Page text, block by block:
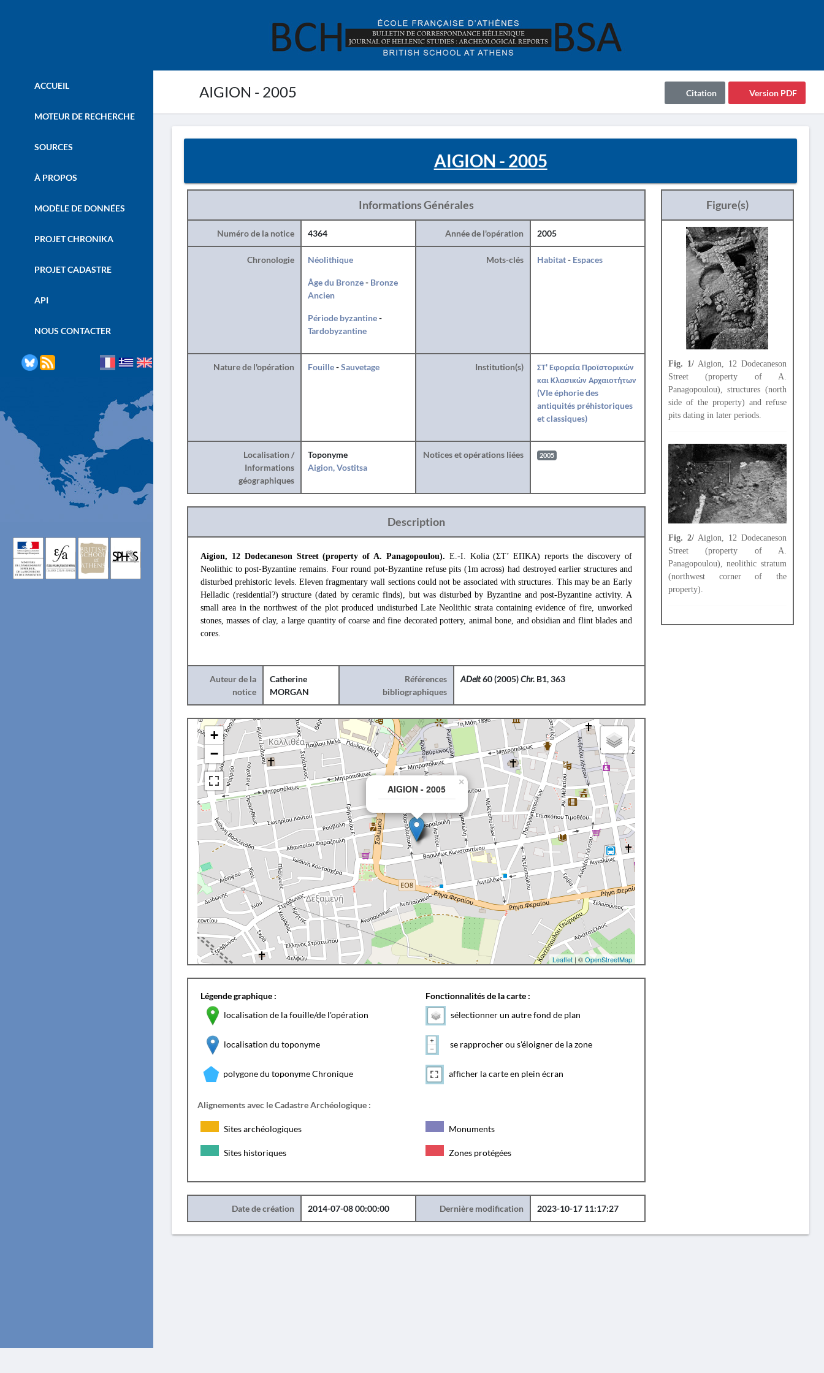
AIGION - 2005 Version PDF
Citation
ACCUEIL
MOTEUR DE RECHERCHE
SOURCES
À PROPOS
MODÈLE DE DONNÉES
PROJET CHRONIKA
PROJET CADASTRE
API
NOUS CONTACTER
AIGION - 2005
Informations Générales
Numéro de la notice 4364 Année de l'opération 2005
Chronologie Néolithique
Âge du Bronze- Bronze
Ancien
Période byzantine-
Tardobyzantine
Mots-clés Habitat- Espaces
Nature de l'opération Fouille-Sauvetage Institution(s)
ΣΤ' Εφορεία Προϊστορικών
και Κλασικών Αρχαιοτήτων
(VIe éphorie des
antiquités préhistoriques
et classiques)
Localisation /
Informations
géographiques
Toponyme
Aigion, Vostitsa
Notices et opérations liées 2005
Description
Aigion, 12 Dodecaneson Street (property of A. Panagopoulou). E.-I. Kolia (ΣΤ’ ΕΠΚΑ) reports the discovery of
Neolithic to post-Byzantine remains. Four round pot-Byzantine refuse pits (1m across) had destroyed earlier structures and
disturbed prehistoric levels. Eleven fragmentary wall sections could not be associated with structures. This may be an Early
Helladic (residential?) structure (dated by ceramic finds), but was disturbed by Byzantine and post-Byzantine activity. A
small area in the northwest of the plot produced undisturbed Late Neolithic strata containing evidence of fire, unworked
stones, masses of clay, a large quantity of coarse and fine decorated pottery, animal bone, and obsidian and flint blades and
cores.
Auteur de la
notice
Catherine
MORGAN
Références
bibliographiques
ADelt60 (2005)Chr. B1, 363
AIGION - 2005
×
+
−
Leaflet| ©OpenStreetMap
Légende graphique :
localisation de la fouille/de l'opération
localisation du toponyme
polygone du toponyme Chronique
Fonctionnalités de la carte :
sélectionner un autre fond de plan
se rapprocher ou s'éloigner de la zone
afficher la carte en plein écran
Alignements avec le Cadastre Archéologique :
Sites archéologiques Monuments
Sites historiques Zones protégées
Date de création 2014-07-08 00:00:00 Dernière modification 2023-10-17 11:17:27
Figure(s)
Fig. 1/Aigion, 12 Dodecaneson
Street (property of A.
Panagopoulou), structures (north
side of the property) and refuse
pits dating in later periods.
Fig. 2/Aigion, 12 Dodecaneson
Street (property of A.
Panagopoulou), neolithic stratum
(northwest corner of the
property).